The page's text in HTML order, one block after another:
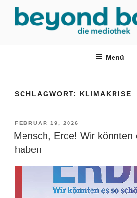
springen
Menü
SCHLAGWORT: KLIMAKRISE
VERÖFFENTLICHT
AM
FEBRUAR 19, 2026
Mensch, Erde! Wir könnten
haben